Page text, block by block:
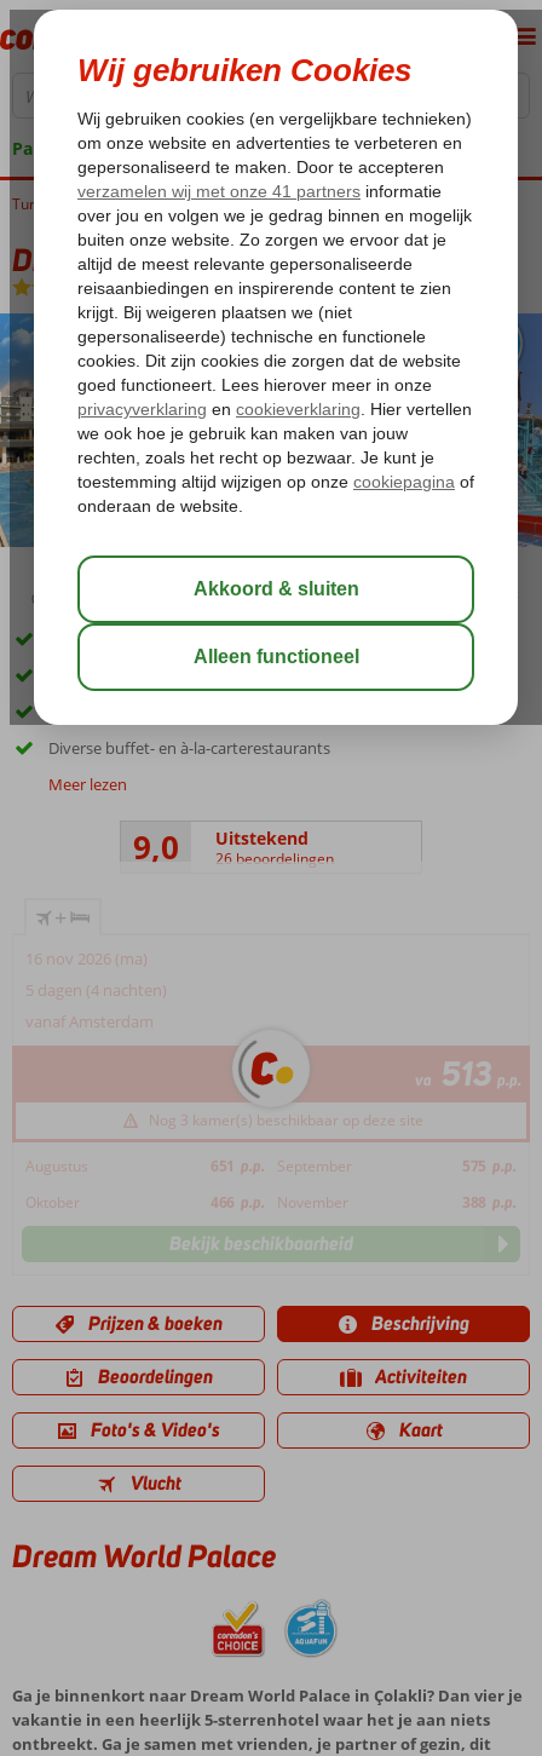
Pakketgarantie
Home
Turkije Turkse Riviera Side Colakli Dream World Palace
Dream World Palace
All Inclusive-Hotel
03:45 aug 33°C
Veel sport- en spafaciliteiten
Meerdere zwembaden voor kids & volwassenen
Diverse buffet- en à-la-carterestaurants
Meer lezen
9,0 Uitstekend
26 beoordelingen
+
16 nov 2026 (ma)
5 dagen (4 nachten)
vanaf Amsterdam
va 513 p.p.
Nog 3 kamer(s) beschikbaar op deze site
Augustus 651 p.p. September 575 p.p.
Oktober
466 p.p. November 388 p.p.
Bekijk beschikbaarheid
Prijzen & boeken Beschrijving
Beoordelingen Activiteiten
Foto's & Video's Kaart
Vlucht
Dream World Palace
Ga je binnenkort naar Dream World Palace in Çolakli? Dan vier je
vakantie in een heerlijk 5-sterrenhotel waar het je aan niets
ontbreekt. Ga je samen met vrienden, je partner of gezin, dit